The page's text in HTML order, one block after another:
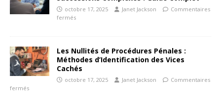
octobre 17, 2025 Janet Jackson
Commentaires
fermés
Les Nullités de Procédures Pénales :
Méthodes d’Identification des Vices
Cachés
octobre 17, 2025 Janet Jackson
Commentaires
fermés